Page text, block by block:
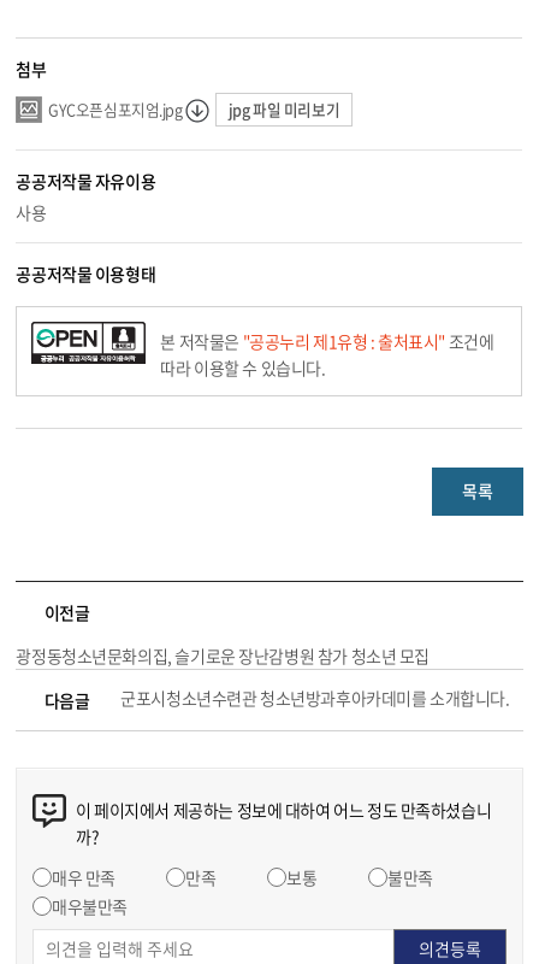
첨부
GYC오픈심포지엄.jpg jpg 파일 미리보기
공공저작물 자유이용
사용
공공저작물 이용형태
본 저작물은 "공공누리 제1유형 : 출처표시" 조건에
따라 이용할 수 있습니다.
목록
이전글
광정동청소년문화의집, 슬기로운 장난감병원 참가 청소년 모집
다음글
군포시청소년수련관 청소년방과후아카데미를 소개합니다.
이 페이지에서 제공하는 정보에 대하여 어느 정도 만족하셨습니
까?
매우 만족
만족 보통
불만족
매우불만족